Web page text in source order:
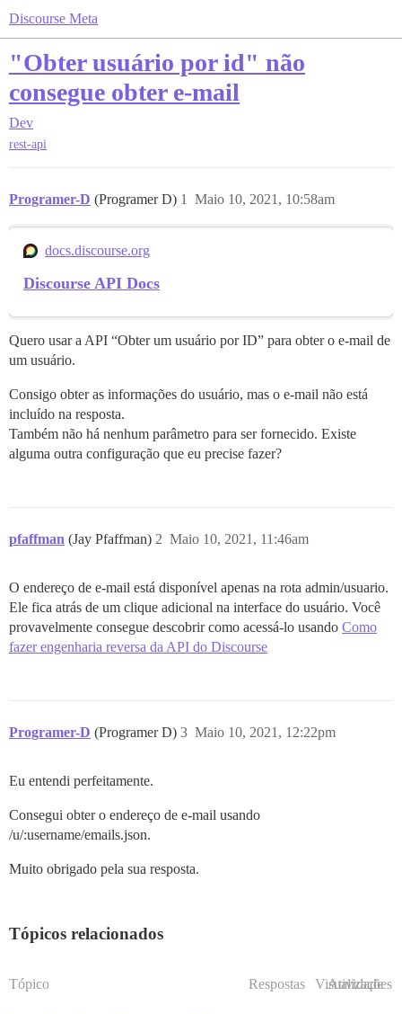
Discourse Meta
"Obter usuário por id" não
consegue obter e-mail
Dev
rest-api
Programer-D (Programer D) Maio 10, 2021, 10:58am
1
docs.discourse.org
Discourse API Docs
Quero usar a API “Obter um usuário por ID” para obter o e-mail de
um usuário.
Consigo obter as informações do usuário, mas o e-mail não está
incluído na resposta.
Também não há nenhum parâmetro para ser fornecido. Existe
alguma outra configuração que eu precise fazer?
pfaffman (Jay Pfaffman) Maio 10, 2021, 11:46am
2
O endereço de e-mail está disponível apenas na rota admin/usuario.
Ele fica atrás de um clique adicional na interface do usuário. Você
provavelmente consegue descobrir como acessá-lo usando Como
fazer engenharia reversa da API do Discourse
Programer-D (Programer D) Maio 10, 2021, 12:22pm
3
Eu entendi perfeitamente.
Consegui obter o endereço de e-mail usando
/u/:username/emails.json.
Muito obrigado pela sua resposta.
Tópicos relacionados
Tópico Respostas Visualizações
Atividade